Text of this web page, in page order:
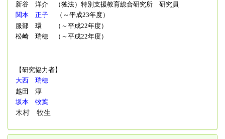
新谷 洋介 （独法）特別支援教育総合研究所 研究員
関本 正子
（～平成23年度）
服部 環 （～平成22年度）
松崎 瑞穂 （～平成22年度）
【研究協力者】
大西 瑞穂
越田 淳
坂本 牧葉
木村 牧生